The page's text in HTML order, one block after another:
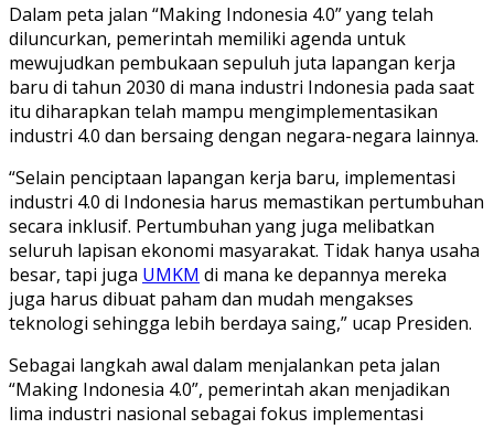
Dalam peta jalan “Making Indonesia 4.0” yang telah
diluncurkan, pemerintah memiliki agenda untuk
mewujudkan pembukaan sepuluh juta lapangan kerja
baru di tahun 2030 di mana industri Indonesia pada saat
itu diharapkan telah mampu mengimplementasikan
industri 4.0 dan bersaing dengan negara-negara lainnya.
“Selain penciptaan lapangan kerja baru, implementasi
industri 4.0 di Indonesia harus memastikan pertumbuhan
secara inklusif. Pertumbuhan yang juga melibatkan
seluruh lapisan ekonomi masyarakat. Tidak hanya usaha
besar, tapi juga UMKM di mana ke depannya mereka
juga harus dibuat paham dan mudah mengakses
teknologi sehingga lebih berdaya saing,” ucap Presiden.
Sebagai langkah awal dalam menjalankan peta jalan
“Making Indonesia 4.0”, pemerintah akan menjadikan
lima industri nasional sebagai fokus implementasi